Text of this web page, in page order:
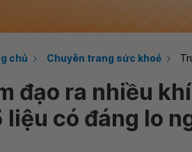
chủ Chuyên trang sức khoẻ
đạo ra nhiều
liệu có đáng lo